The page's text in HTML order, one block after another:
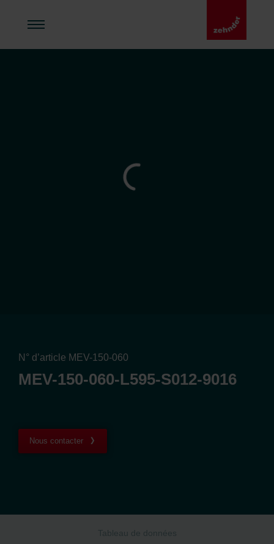
N° d’article MEV-150-060
MEV-150-060-L595-S012-9016
Nous contacter
Tableau de données